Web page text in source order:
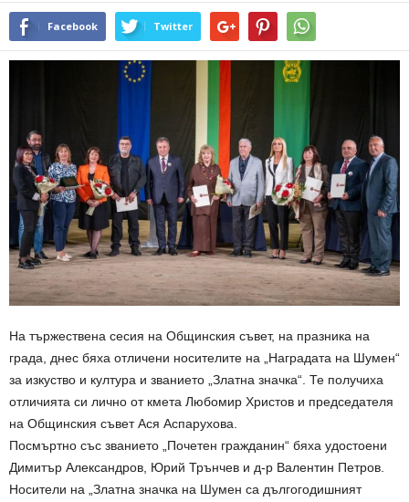
Facebook Twitter
На тържествена сесия на Общинския съвет, на празника на
града, днес бяха отличени носителите на „Наградата на Шумен“
за изкуство и култура и званието „Златна значка“. Те получиха
отличията си лично от кмета Любомир Христов и председателя
на Общинския съвет Ася Аспарухова.
Посмъртно със званието „Почетен гражданин“ бяха удостоени
Димитър Александров, Юрий Трънчев и д-р Валентин Петров.
Носители на „Златна значка на Шумен са дългогодишният